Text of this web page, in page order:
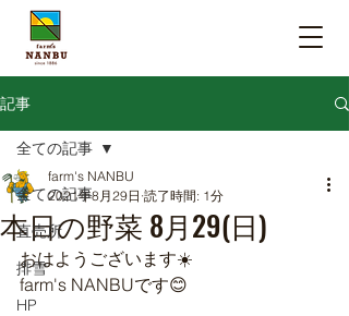
記事
全ての記事
直売所
排雪
HP
全ての記事
本日の野菜 8月29(日)
farm's NANBU
2021年8月29日 読了時間: 1分
おはようございます☀️
farm's NANBUです😊